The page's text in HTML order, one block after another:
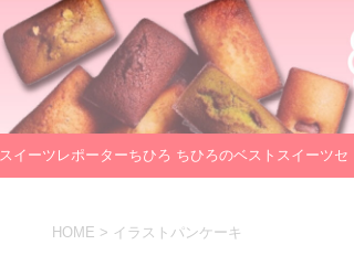
スイーツレポーターちひろ ちひろのベストスイーツセ
HOME > イラストパンケーキ